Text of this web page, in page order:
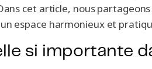
cet article, nous partageons
espace harmonieux et
si importante